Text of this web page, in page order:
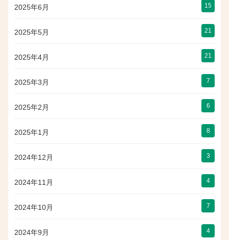
2025年6月 15
2025年5月 21
2025年4月 21
2025年3月 7
2025年2月 6
2025年1月 8
2024年12月 3
2024年11月 4
2024年10月 7
2024年9月 4